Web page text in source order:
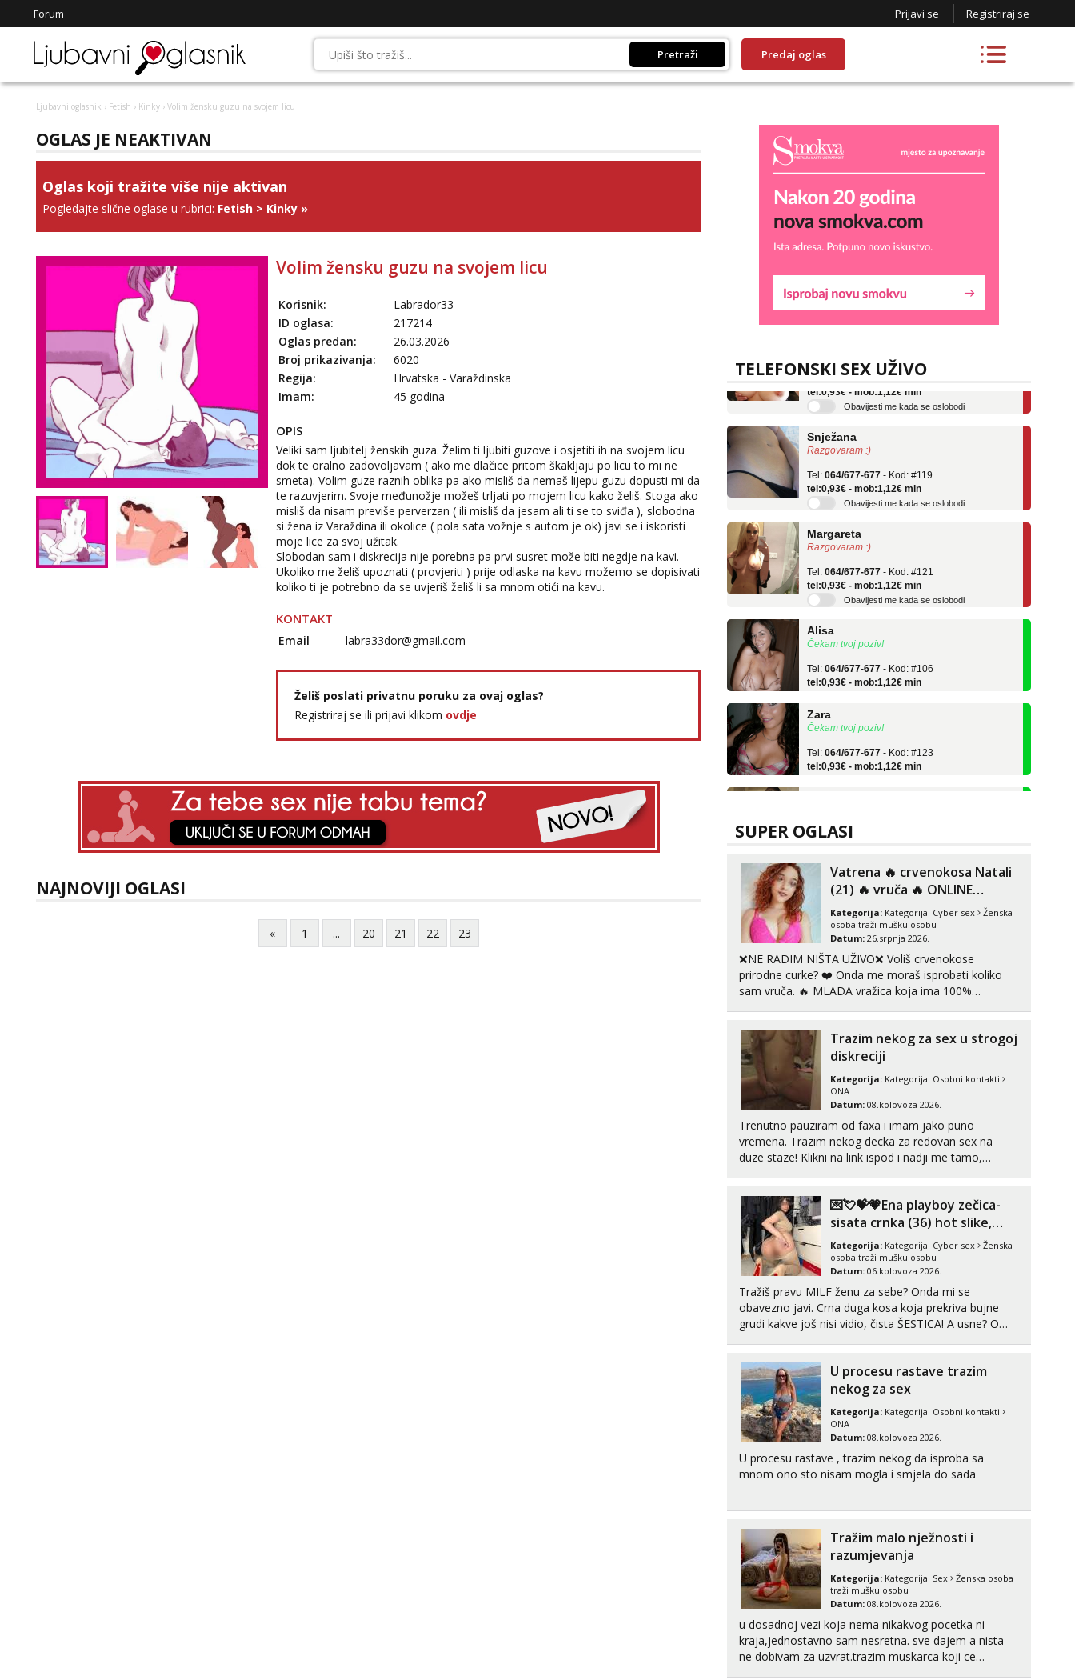
Forum Prijavi se Registriraj se
Pretraži Predaj oglas
Ljubavni oglasnik › Fetish › Kinky › Volim žensku guzu na svojem licu
OGLAS JE NEAKTIVAN
Oglas koji tražite više nije aktivan
Pogledajte slične oglase u rubrici: Fetish > Kinky »
Volim žensku guzu na svojem licu
Korisnik:
Labrador33
ID oglasa:
217214
Oglas predan:
26.03.2026
Broj prikazivanja:
6020
Regija:
Hrvatska - Varaždinska
Imam:
45 godina
OPIS
Veliki sam ljubitelj ženskih guza. Želim ti ljubiti guzove i osjetiti ih na svojem licu
dok te oralno zadovoljavam ( ako me dlačice pritom škakljaju po licu to mi ne
smeta). Volim guze raznih oblika pa ako misliš da nemaš lijepu guzu dopusti mi da
te razuvjerim. Svoje međunožje možeš trljati po mojem licu kako želiš. Stoga ako
misliš da nisam previše perverzan ( ili misliš da jesam ali ti se to sviđa ), slobodna
si žena iz Varaždina ili okolice ( pola sata vožnje s autom je ok) javi se i iskoristi
moje lice za svoj užitak.
Slobodan sam i diskrecija nije porebna pa prvi susret može biti negdje na kavi.
Ukoliko me želiš upoznati ( provjeriti ) prije odlaska na kavu možemo se dopisivati
koliko ti je potrebno da se uvjeriš želiš li sa mnom otići na kavu.
KONTAKT
Email labra33dor@gmail.com
Želiš poslati privatnu poruku za ovaj oglas?
Registriraj se ili prijavi klikom ovdje
NAJNOVIJI OGLASI
« 1 ... 20 21 22 23
TELEFONSKI SEX UŽIVO
Liliana
Tel:064/677-677 - Kod: #69
tel:0,93€ - mob:1,12€ min
Obavijesti me kada se oslobodi
Razgovaram :)
tel:0,93€ - mob:1,12€ min
Obavijesti me kada se oslobodi
Razgovaram :)
tel:0,93€ - mob:1,12€ min
Obavijesti me kada se oslobodi
Čekam tvoj poziv!
tel:0,93€ - mob:1,12€ min
Čekam tvoj poziv!
tel:0,93€ - mob:1,12€ min
tel:0,93€ - mob:1,12€ min
Liliana
Razgovaram :)
tel:0,93€ - mob:1,12€ min
Obavijesti me kada se oslobodi
Snježana
Razgovaram :)
- Kod: #119
tel:0,93€ - mob:1,12€ min
Margareta
Razgovaram :)
tel:0,93€ - mob:1,12€ min
Obavijesti me kada se oslobodi
Alisa
Tel:
tel:0,93€ - mob:1,12€ min
Zara
Čekam tvoj poziv!
Tel:
tel:0,93€ - mob:1,12€ min
Anđela
Tel:
tel:0,93€ - mob:1,12€ min
SUPER OGLASI
Vatrena ‎️‍🔥 crvenokosa Natali
(21) ‎️‍🔥 vruča‎ ️‍🔥 ONLINE
ZABAVA
Kategorija: Kategorija: Cyber sex
Ženska
osoba traži mušku osobu
Datum: 26.srpnja 2026.
❌NE RADIM NIŠTA UŽIVO❌ Voliš crvenokose
prirodne curke? ❤️ Onda me moraš isprobati koliko
sam vruča.‎ ️‍🔥 MLADA vražica koja ima 100%
možeš pranaći nešto po svojoj mjeri. Sexi videa s
kolegica...
Trazim nekog za sex u strogoj
diskreciji
Kategorija: Kategorija: Osobni kontakti
ONA
Datum: 08.kolovoza 2026.
Trenutno pauziram od faxa i imam jako puno
vremena. Trazim nekog decka za redovan sex na
duze staze! Klikni na link ispod i nadji me tamo,
💌💘💝💗Ena playboy zečica-
sisata crnka (36) hot slike,
videa i c2c💗
Kategorija: Kategorija: Cyber sex
Ženska
osoba traži mušku osobu
Datum: 06.kolovoza 2026.
Tražiš pravu MILF ženu za sebe? Onda mi se
obavezno javi. Crna duga kosa koja prekriva bujne
grudi kakve još nisi vidio, čista ŠESTICA! A usne? O
nisi vidio. Uvijek sam spremna za ONLOINE zabavu...
U procesu rastave trazim
nekog za sex
Kategorija: Kategorija: Osobni kontakti
ONA
Datum: 08.kolovoza 2026.
U procesu rastave , trazim nekog da isproba sa
mnom ono sto nisam mogla i smjela do sada
Tražim malo nježnosti i
razumjevanja
Kategorija: Kategorija: Sex
Ženska osoba
traži mušku osobu
Datum: 08.kolovoza 2026.
u dosadnoj vezi koja nema nikakvog pocetka ni
kraja,jednostavno sam nesretna. sve dajem a nista
ne dobivam za uzvrat.trazim muskarca koji ce